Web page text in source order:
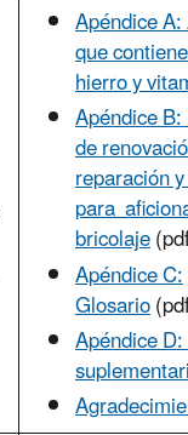
Apéndice
que
hierro y
Apéndice
de
reparación
para
bricolaje
Apéndice C:
Glosario
Apéndice